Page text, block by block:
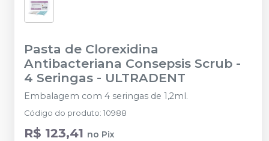
Pasta de Clorexidina
Antibacteriana Consepsis Scrub -
4 Seringas - ULTRADENT
Embalagem com 4 seringas de 1,2ml.
Código do produto: 10988
R$ 123,41 no Pix